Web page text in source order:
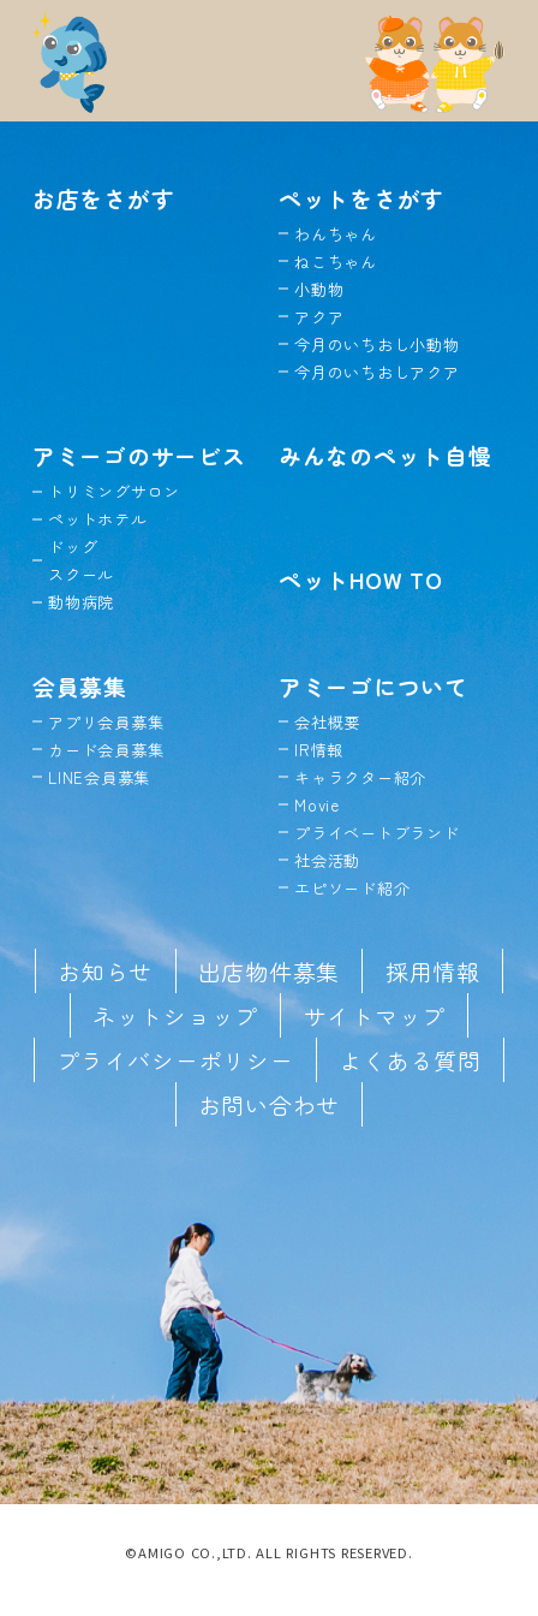
お店をさがす ペットをさがす
わんちゃん
ねこちゃん
小動物
アクア
今月のいちおし小動物
今月のいちおしアクア
アミーゴのサービス
トリミングサロン
ペットホテル
ドッグ
スクール
動物病院
みんなのペット自慢
ペットHOW TO
会員募集
アプリ会員募集
カード会員募集
LINE会員募集
アミーゴについて
会社概要
IR情報
キャラクター紹介
Movie
プライベートブランド
社会活動
エピソード紹介
お知らせ 出店物件募集
採用情報
ネットショップ
サイトマップ
プライバシーポリシー
よくある質問
お問い合わせ
©AMIGO CO.,LTD. ALL RIGHTS RESERVED.